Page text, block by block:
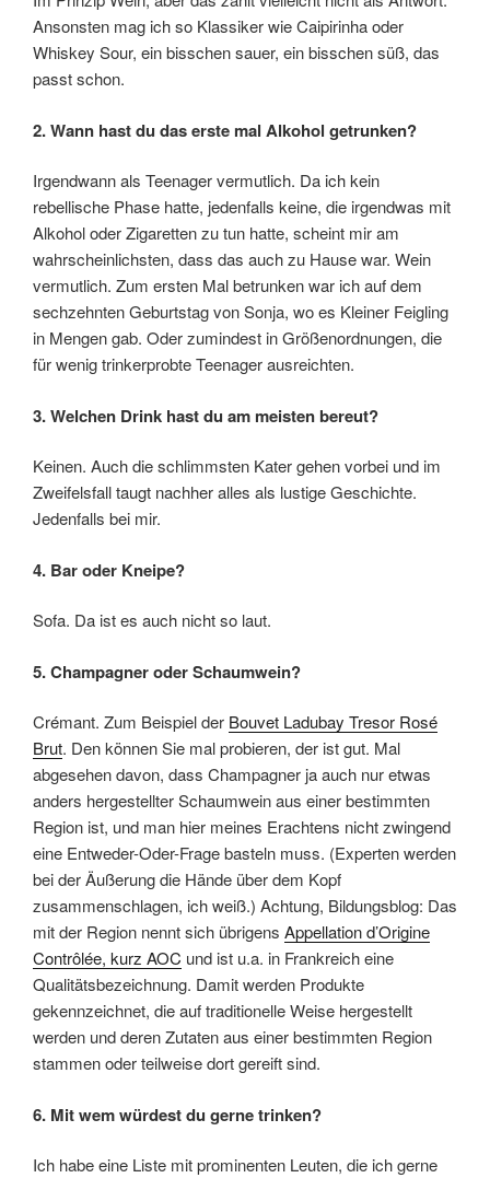
Ansonsten mag ich so Klassiker wie Caipirinha oder
Whiskey Sour, ein bisschen sauer, ein bisschen süß, das
passt schon.
2. Wann hast du das erste mal Alkohol getrunken?
Irgendwann als Teenager vermutlich. Da ich kein
rebellische Phase hatte, jedenfalls keine, die irgendwas mit
Alkohol oder Zigaretten zu tun hatte, scheint mir am
wahrscheinlichsten, dass das auch zu Hause war. Wein
vermutlich. Zum ersten Mal betrunken war ich auf dem
sechzehnten Geburtstag von Sonja, wo es Kleiner Feigling
in Mengen gab. Oder zumindest in Größenordnungen, die
für wenig trinkerprobte Teenager ausreichten.
3. Welchen Drink hast du am meisten bereut?
Keinen. Auch die schlimmsten Kater gehen vorbei und im
Zweifelsfall taugt nachher alles als lustige Geschichte.
Jedenfalls bei mir.
4. Bar oder Kneipe?
Sofa. Da ist es auch nicht so laut.
5. Champagner oder Schaumwein?
Crémant. Zum Beispiel der Bouvet Ladubay Tresor Rosé
Brut. Den können Sie mal probieren, der ist gut. Mal
abgesehen davon, dass Champagner ja auch nur etwas
anders hergestellter Schaumwein aus einer bestimmten
Region ist, und man hier meines Erachtens nicht zwingend
eine Entweder-Oder-Frage basteln muss. (Experten werden
bei der Äußerung die Hände über dem Kopf
zusammenschlagen, ich weiß.) Achtung, Bildungsblog: Das
mit der Region nennt sich übrigens Appellation d’Origine
Contrôlée, kurz AOC und ist u.a. in Frankreich eine
Qualitätsbezeichnung. Damit werden Produkte
gekennzeichnet, die auf traditionelle Weise hergestellt
werden und deren Zutaten aus einer bestimmten Region
stammen oder teilweise dort gereift sind.
6. Mit wem würdest du gerne trinken?
Ich habe eine Liste mit prominenten Leuten, die ich gerne